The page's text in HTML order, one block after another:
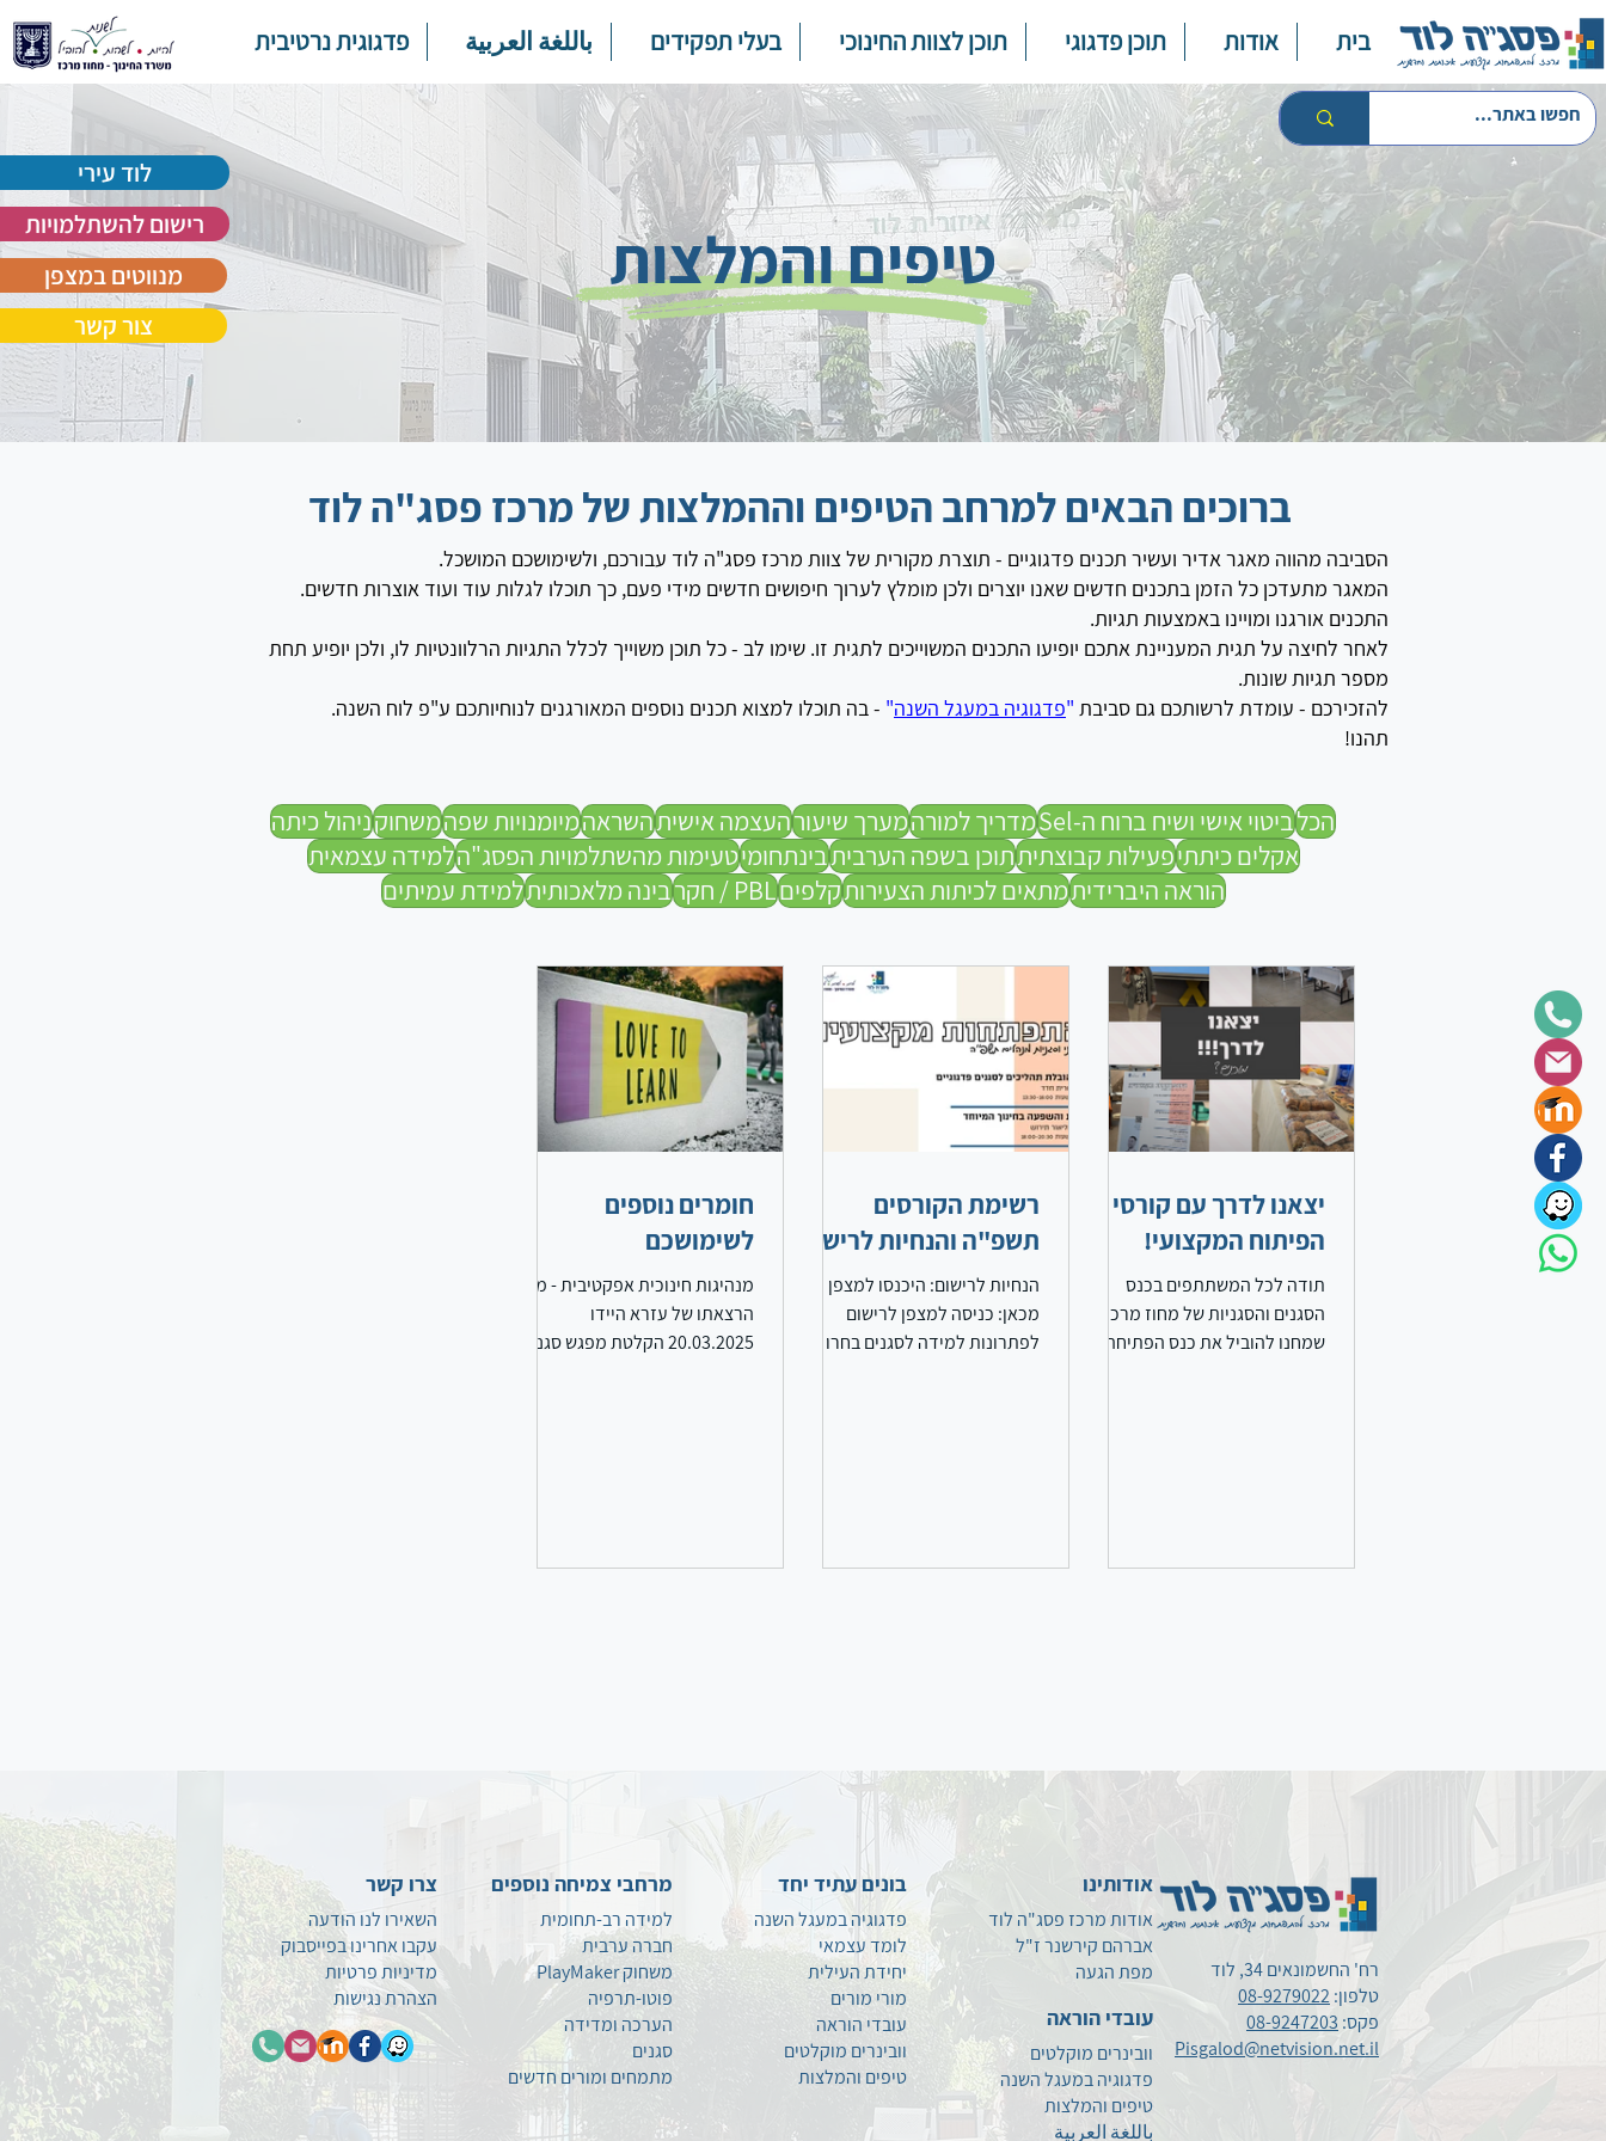
לוד עירי
רישום להשתלמויות
מנווטים במצפן
צור קשר
בית אודות תוכן פדגוגי תוכן לצוות החינוכי בעלי תפקידים باللغة العربية פדגוגית נרטיבית
טיפים והמלצות
ברוכים הבאים למרחב הטיפים וההמלצות של מרכז פסג"ה לוד
הסביבה מהווה מאגר אדיר ועשיר תכנים פדגוגיים - תוצרת מקורית של צוות מרכז פסג"ה לוד עבורכם, ולשימושכם המושכל.
המאגר מתעדכן כל הזמן בתכנים חדשים שאנו יוצרים ולכן מומלץ לערוך חיפושים חדשים מידי פעם, כך תוכלו לגלות עוד ועוד אוצרות חדשים.
התכנים אורגנו ומויינו באמצעות תגיות.
לאחר לחיצה על תגית המעניינת אתכם יופיעו התכנים המשוייכים לתגית זו. שימו לב - כל תוכן משוייך לכלל התגיות הרלוונטיות לו, ולכן יופיע תחת
מספר תגיות שונות.
להזכירכם - עומדת לרשותכם גם סביבת "פדגוגיה במעגל השנה" - בה תוכלו למצוא תכנים נוספים המאורגנים לנוחיותכם ע"פ לוח השנה.
תהנו!
הכלביטוי אישי ושיח ברוח ה-Sel מדריך למורהמערך שיעורהעצמה אישיתהשראהמיומנויות שפהמשחוקניהול כיתה
אקלים כיתתיפעילות קבוצתיתתוכן בשפה הערביתבינתחומיטעימות מהשתלמויות הפסג"הלמידה עצמאית
הוראה היברידיתמתאים לכיתות הצעירותקלפיםPBL / חקר בינה מלאכותיתלמידת עמיתים
יצאנו לדרך עם קורסי
הפיתוח המקצועי!
תודה לכל המשתתפים בכנס
הסגנים והסגניות של מחוז מרכז!
שמחנו להוביל את כנס הפתיחה
רשימת הקורסים
תשפ"ה והנחיות לרישום
הנחיות לרישום: היכנסו למצפן
מכאן: כניסה למצפן לרישום
לפתרונות למידה לסגנים בחרו את
חומרים נוספים
לשימושכם
מנהיגות חינוכית אפקטיבית - מתוך
הרצאתו של עזרא היידו
20.03.2025 הקלטת מפגש סגנים
צרו קשר
השאירו לנו הודעה
עקבו אחרינו בפייסבוק
מדיניות פרטיות
הצהרת נגישות
מרחבי צמיחה נוספים
למידה רב-תחומית
חברה ערבית
משחוק PlayMaker
פוטו-תרפיה
הערכה ומדידה
סגנים
מתמחים ומורים חדשים
בונים עתיד יחד
פדגוגיה במעגל השנה
לומד עצמאי
יחידת העילית
מורי מורים
עובדי הוראה
וובינרים מוקלטים
טיפים והמלצות
אודותינו
אודות מרכז פסג"ה לוד
אברהם קירשנר ז"ל
מפת הגעה
עובדי הוראה
וובינרים מוקלטים
פדגוגיה במעגל השנה
טיפים והמלצות
باللغة العربية
רח' החשמונאים 34, לוד
טלפון:08-9279022
פקס: 08-9247203
Pisgalod@netvision.net.il